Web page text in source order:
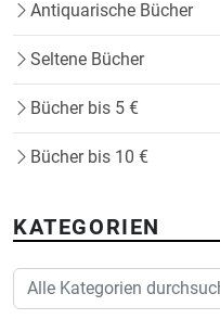
Antiquarische Bücher
Seltene Bücher
Bücher bis 5 €
Bücher bis 10 €
KATEGORIEN